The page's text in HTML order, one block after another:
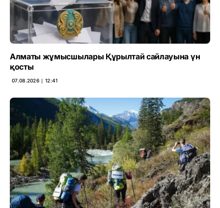
Алматы жұмысшылары Құрылтай сайлауына үн
қосты
07.08.2026 ∣ 12:41